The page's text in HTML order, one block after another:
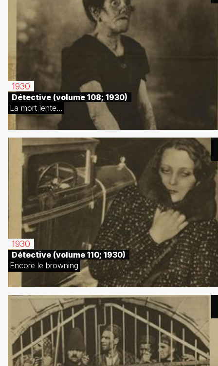
1930
Détective (volume 108; 1930)
La mort lente...
1930
Détective (volume 110; 1930)
Encore le browning